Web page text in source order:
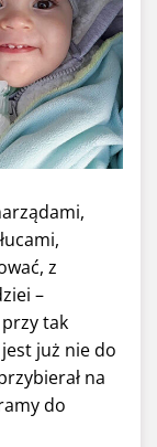
z
–
tak
już nie do
na
do